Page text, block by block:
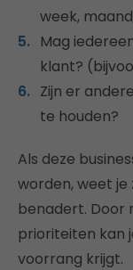
week,
Mag
klant?
Zijn er
te houden?
Als deze
worden, weet
benadert. Door
prioriteiten kan
voorrang krijgt.